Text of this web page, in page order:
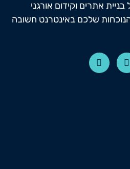
אתרים וקידום אורגני
שלכם באינטרנט חשובה